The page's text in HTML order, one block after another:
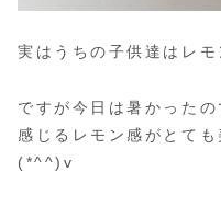
実はうちの子供達はレ
ですが今日は暑かった
感じるレモン感がとて
(*^^)v